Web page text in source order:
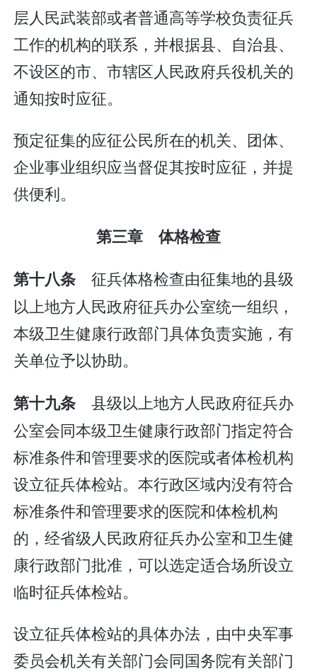
层人民武装部或者普通高等学校负责征兵
工作的机构的联系，并根据县、自治县、
不设区的市、市辖区人民政府兵役机关的
通知按时应征。
预定征集的应征公民所在的机关、团体、
企业事业组织应当督促其按时应征，并提
供便利。
第三章 体格检查
第十八条 征兵体格检查由征集地的县级
以上地方人民政府征兵办公室统一组织，
本级卫生健康行政部门具体负责实施，有
关单位予以协助。
第十九条 县级以上地方人民政府征兵办
公室会同本级卫生健康行政部门指定符合
标准条件和管理要求的医院或者体检机构
设立征兵体检站。本行政区域内没有符合
标准条件和管理要求的医院和体检机构
的，经省级人民政府征兵办公室和卫生健
康行政部门批准，可以选定适合场所设立
临时征兵体检站。
设立征兵体检站的具体办法，由中央军事
委员会机关有关部门会同国务院有关部门